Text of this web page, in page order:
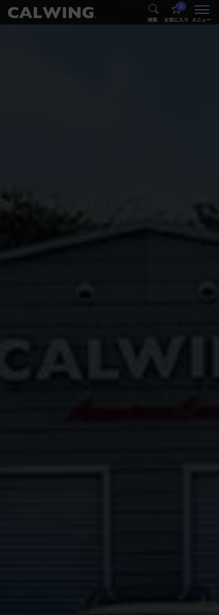
® 検索
0
お気に入り メニュー
®